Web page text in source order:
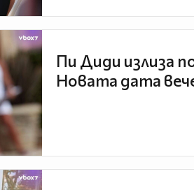
Пи Диди излиза
Новата дата